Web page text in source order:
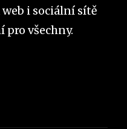
i sociální sítě
všechny.